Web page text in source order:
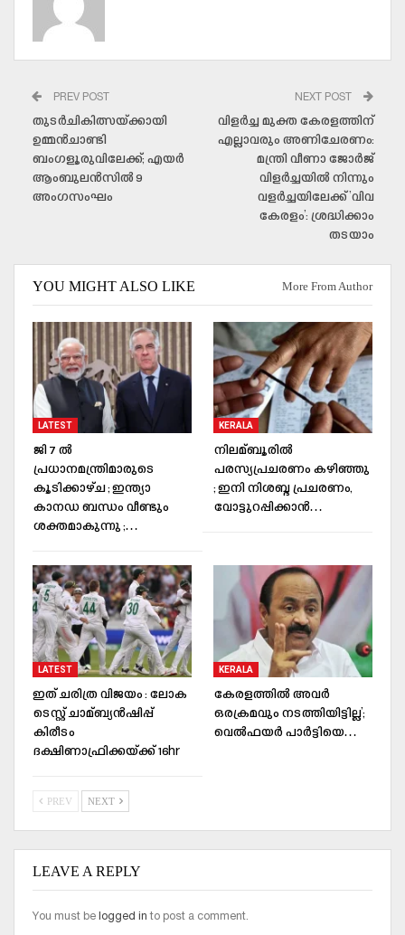
PREV POST
തുടര്‍ചികിത്സയ്ക്കായി
ഉമ്മന്‍ചാണ്ടി
ബംഗളൂരുവിലേക്ക്; എയര്‍
ആംബുലന്‍സില്‍ 9
അംഗസംഘം
NEXT POST
വിളര്‍ച്ച മുക്ത കേരളത്തിന്
എല്ലാവരും അണിചേരണം:
മന്ത്രി വീണാ ജോര്‍ജ്
വിളര്‍ച്ചയില്‍ നിന്നും
വളര്‍ച്ചയിലേക്ക് ‘വിവ
കേരളം’: ശ്രദ്ധിക്കാം
തടയാം
YOU MIGHT ALSO LIKE More From Author
LATEST
ജി 7 ല്‍
പ്രധാനമന്ത്രിമാരുടെ
കൂടിക്കാഴ്ച ; ഇന്ത്യാ
കാനഡ ബന്ധം വീണ്ടും
ശക്തമാകുന്നു ;…
KERALA
നിലമ്ബൂരില്‍
പരസ്യപ്രചരണം കഴിഞ്ഞു
; ഇനി നിശബ്ദ പ്രചരണം,
വോട്ടുറപ്പിക്കാന്‍…
LATEST
ഇത് ചരിത്ര വിജയം : ലോക
ടെസ്റ്റ് ചാമ്ബ്യൻഷിപ്പ്
കിരീടം
ദക്ഷിണാഫ്രിക്കയ്ക്ക് 16hr
KERALA
കേരളത്തില്‍ അവര്‍
ഒരക്രമവും നടത്തിയിട്ടില്ല’;
വെല്‍ഫയര്‍ പാര്‍ട്ടിയെ…
PREV NEXT
LEAVE A REPLY
You must be logged in to post a comment.